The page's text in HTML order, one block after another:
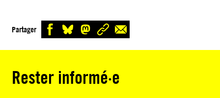
Partager
Rester informé·e